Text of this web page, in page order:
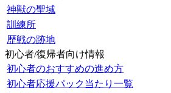
神獣の聖域
訓練所
歴戦の跡地
初心者/復帰者向け情報
初心者のおすすめの進め方
初心者応援パック当たり一覧